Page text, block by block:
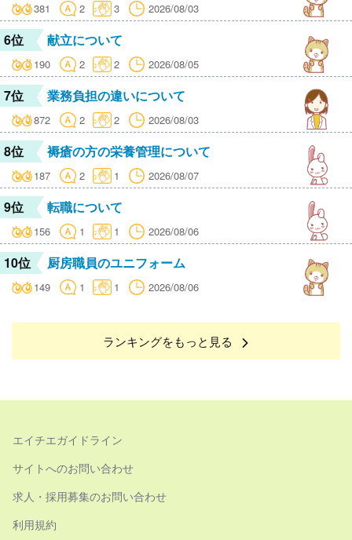
381 2 3 2026/08/03
6位 献立について
190 2 2 2026/08/05
7位 業務負担の違いについて
872 2 2 2026/08/03
8位 褥瘡の方の栄養管理について
187 2 1 2026/08/07
9位 転職について
156 1 1 2026/08/06
10位 厨房職員のユニフォーム
149 1 1 2026/08/06
ランキングをもっと見る
エイチエガイドライン
サイトへのお問い合わせ
求人・採用募集のお問い合わせ
利用規約